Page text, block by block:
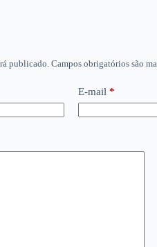
publicado. Campos obrigatórios são
E-mail *